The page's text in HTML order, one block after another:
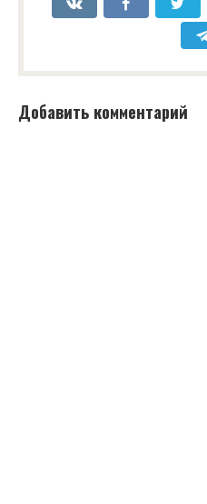
Добавить комментарий